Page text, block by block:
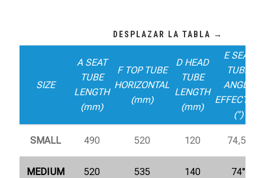
SIZE
A SEAT
TUBE
LENGTH
(mm)
F TOP TUBE
HORIZONTAL
(mm)
D HEAD
TUBE
LENGTH
(mm)
E SEAT
TUBE
ANGLE
EFFECTIVE
(°)
SMALL 490 520 120 74,5°
MEDIUM 520 535 140 74°